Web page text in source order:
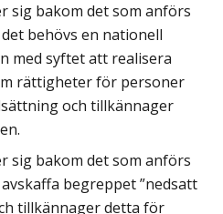
sig bakom det som anförs
behövs en nationell
med syftet att realisera
rättigheter för personer
och tillkännager
sig bakom det som anförs
begreppet ”nedsatt
tillkännager detta för